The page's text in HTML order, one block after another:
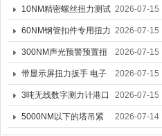
式测力计
的无线测力计 0.03-3T化
工行业用遥控式推拉力
计
10NM精密螺丝扭力测试
专用扭矩扳手,产线质检
螺丝扭力专用扳手厂家
2026-07-15
60NM钢管扣件专用扭力
扳手 脚手架扭力检测扳
手 工地扣件扭矩扳手品
牌
2026-07-15
300NM声光预警预置扭
力扳手 工业紧固专用数
显扭力工具厂家
2026-07-15
带显示屏扭力扳手 电子
数显扭力扳手 20NM精
准可调力矩扳手品牌
2026-07-15
3吨无线数字测力计港口
吊装专用
2026-07-15
5000NM以下的塔吊紧 2026-07-14